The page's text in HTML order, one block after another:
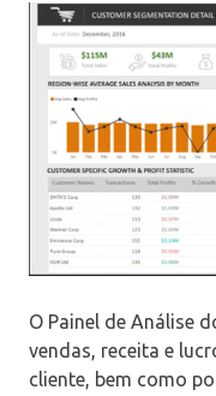
O Painel de Análise
vendas, receita e
cliente, bem como